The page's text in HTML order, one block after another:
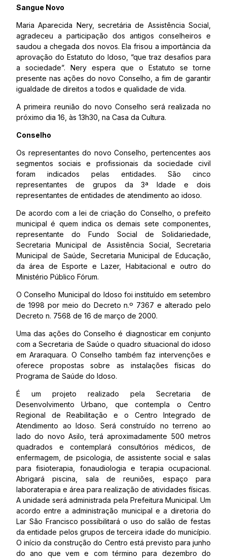
Sangue Novo
Maria Aparecida Nery, secretária de Assistência Social,
agradeceu a participação dos antigos conselheiros e
saudou a chegada dos novos. Ela frisou a importância da
aprovação do Estatuto do Idoso, “que traz desafios para
a sociedade”. Nery espera que o Estatuto se torne
presente nas ações do novo Conselho, a fim de garantir
igualdade de direitos a todos e qualidade de vida.
A primeira reunião do novo Conselho será realizada no
próximo dia 16, às 13h30, na Casa da Cultura.
Conselho
Os representantes do novo Conselho, pertencentes aos
segmentos sociais e profissionais da sociedade civil
foram indicados pelas entidades. São cinco
representantes de grupos da 3ª Idade e dois
representantes de entidades de atendimento ao idoso.
De acordo com a lei de criação do Conselho, o prefeito
municipal é quem indica os demais sete componentes,
representante do Fundo Social de Solidariedade,
Secretaria Municipal de Assistência Social, Secretaria
Municipal de Saúde, Secretaria Municipal de Educação,
da área de Esporte e Lazer, Habitacional e outro do
Ministério Público Fórum.
O Conselho Municipal do Idoso foi instituído em setembro
de 1998 por meio do Decreto n.º 7367 e alterado pelo
Decreto n. 7568 de 16 de março de 2000.
Uma das ações do Conselho é diagnosticar em conjunto
com a Secretaria de Saúde o quadro situacional do idoso
em Araraquara. O Conselho também faz intervenções e
oferece propostas sobre as instalações físicas do
Programa de Saúde do Idoso.
É um projeto realizado pela Secretaria de
Desenvolvimento Urbano, que contempla o Centro
Regional de Reabilitação e o Centro Integrado de
Atendimento ao Idoso. Será construído no terreno ao
lado do novo Asilo, terá aproximadamente 500 metros
quadrados e contemplará consultórios médicos, de
enfermagem, de psicologia, de assistente social e salas
para fisioterapia, fonaudiologia e terapia ocupacional.
Abrigará piscina, sala de reuniões, espaço para
laboraterapia e área para realização de atividades físicas.
A unidade será administrada pela Prefeitura Municipal. Um
acordo entre a administração municipal e a diretoria do
Lar São Francisco possibilitará o uso do salão de festas
da entidade pelos grupos de terceira idade do município.
O início da construção do Centro está previsto para junho
do ano que vem e com término para dezembro do